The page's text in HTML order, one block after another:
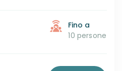
Fino a
10 persone